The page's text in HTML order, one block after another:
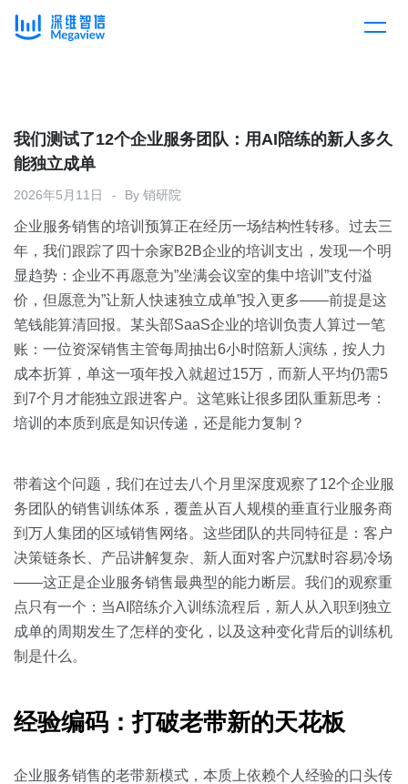
产品总览
产品集成
下载客户端
解决方案
按行业
企业服务
消费医疗
教育
汽车
房地产
按角色
销售人员
销售管理
按业务场景
交易跟进
客户案例
开放平台
定价
资源中心
资源中心
白皮书
销售会话智能
关于我们
预约演示
我们测试了12个企业服务团队：用AI陪练的新人多久
能独立成单
2026年5月11日 By 销研院
企业服务销售的培训预算正在经历一场结构性转移。过去三
年，我们跟踪了四十余家B2B企业的培训支出，发现一个明
显趋势：企业不再愿意为”坐满会议室的集中培训”支付溢
价，但愿意为”让新人快速独立成单”投入更多——前提是这
笔钱能算清回报。某头部SaaS企业的培训负责人算过一笔
账：一位资深销售主管每周抽出6小时陪新人演练，按人力
成本折算，单这一项年投入就超过15万，而新人平均仍需5
到7个月才能独立跟进客户。这笔账让很多团队重新思考：
培训的本质到底是知识传递，还是能力复制？
带着这个问题，我们在过去八个月里深度观察了12个企业服
务团队的销售训练体系，覆盖从百人规模的垂直行业服务商
到万人集团的区域销售网络。这些团队的共同特征是：客户
决策链条长、产品讲解复杂、新人面对客户沉默时容易冷场
——这正是企业服务销售最典型的能力断层。我们的观察重
点只有一个：当AI陪练介入训练流程后，新人从入职到独立
成单的周期发生了怎样的变化，以及这种变化背后的训练机
制是什么。
经验编码：打破老带新的天花板
企业服务销售的老带新模式，本质上依赖个人经验的口头传